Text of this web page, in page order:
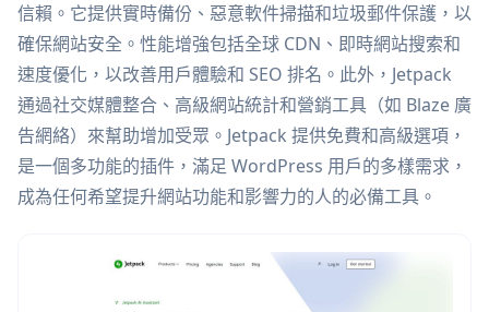
信賴。它提供實時備份、惡意軟件掃描和垃圾郵件保護，以
確保網站安全。性能增強包括全球 CDN、即時網站搜索和
速度優化，以改善用戶體驗和 SEO 排名。此外，Jetpack
通過社交媒體整合、高級網站統計和營銷工具（如 Blaze 廣
告網絡）來幫助增加受眾。Jetpack 提供免費和高級選項，
是一個多功能的插件，滿足 WordPress 用戶的多樣需求，
成為任何希望提升網站功能和影響力的人的必備工具。